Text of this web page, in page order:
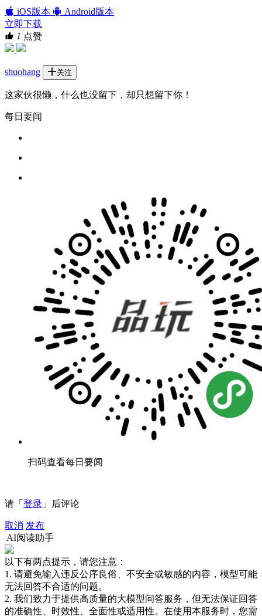
iOS版本
Android版本
立即下载
1 点赞
shuohang 关注
这家伙很懒，什么也没留下，却只想留下你！
每日要闻
扫码查看每日要闻
请「 登录 」后评论
取消 发布
AI阅读助手
以下有两点提示，请您注意：
1. 请避免输入违反公序良俗、不安全或敏感的内容，模型可能
无法回答不合适的问题。
2. 我们致力于提供高质量的大模型问答服务，但无法保证回答
的准确性、时效性、全面性或适用性。在使用本服务时，您需